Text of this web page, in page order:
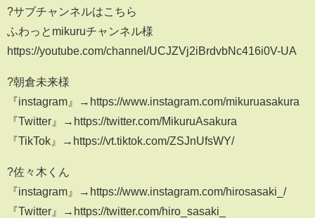
?サブチャンネルはこちら
ふわっとmikuruチャンネル様
https://youtube.com/channel/UCJZVj2iBrdvbNc416i0V-UA
?朝倉未来様
『instagram』→https://www.instagram.com/mikuruasakura
『Twitter』→https://twitter.com/MikuruAsakura
『TikTok』→https://vt.tiktok.com/ZSJnUfsWY/
?佐々木くん
『instagram』→https://www.instagram.com/hirosasaki_/
『Twitter』→https://twitter.com/hiro_sasaki_